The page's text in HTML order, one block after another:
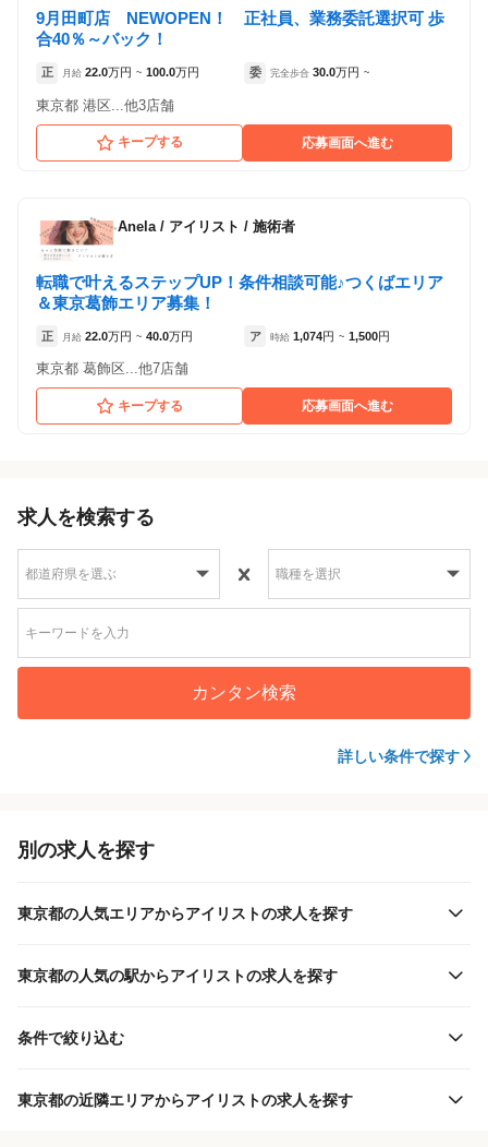
9月田町店 NEWOPEN！ 正社員、業務委託選択可 歩
合40％～バック！
正 月給 22.0万円 ~ 100.0万円 委 完全歩合 30.0万円 ~
東京都 港区...他3店舗
キープする 応募画面へ進む
Anela / アイリスト / 施術者
転職で叶えるステップUP！条件相談可能♪つくばエリア
＆東京葛飾エリア募集！
正 月給 22.0万円 ~ 40.0万円 ア 時給 1,074円 ~ 1,500円
東京都 葛飾区...他7店舗
キープする 応募画面へ進む
求人を検索する
カンタン検索
詳しい条件で探す
別の求人を探す
東京都の人気エリアからアイリストの求人を探す
東京都の人気の駅からアイリストの求人を探す
条件で絞り込む
東京都の近隣エリアからアイリストの求人を探す